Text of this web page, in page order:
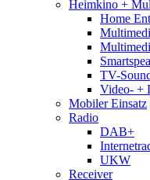
Heimkino +
Home
TV-
Video- +
Mobiler Einsatz
Radio
DAB+
UKW
Receiver